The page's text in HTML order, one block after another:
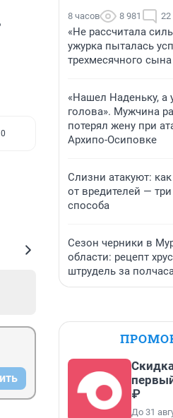
0
8 часов 8 981 22
«Не рассчитала
ужурка пыталась
трехмесячного
«Нашел Наденьку, а
голова». Мужчина
потерял жену при
Архипо-Осиповке
Слизни атакуют:
от вредителей —
способа
Сезон черники в
области: рецепт
штрудель за
₽
До 31